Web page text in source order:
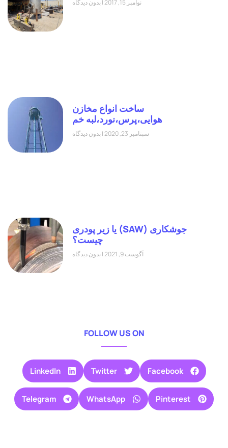
نوامبر 15, 2017 بدون دیدگاه
ساخت انواع مخازن
هوایی،پرس،نورد،لبه خم
سپتامبر 23, 2020 بدون دیدگاه
جوشکاری (SAW) یا زیر پودری
چیست؟
آگوست 9, 2021 بدون دیدگاه
FOLLOW US ON
Facebook
Twitter
LinkedIn
Pinterest
WhatsApp
Telegram